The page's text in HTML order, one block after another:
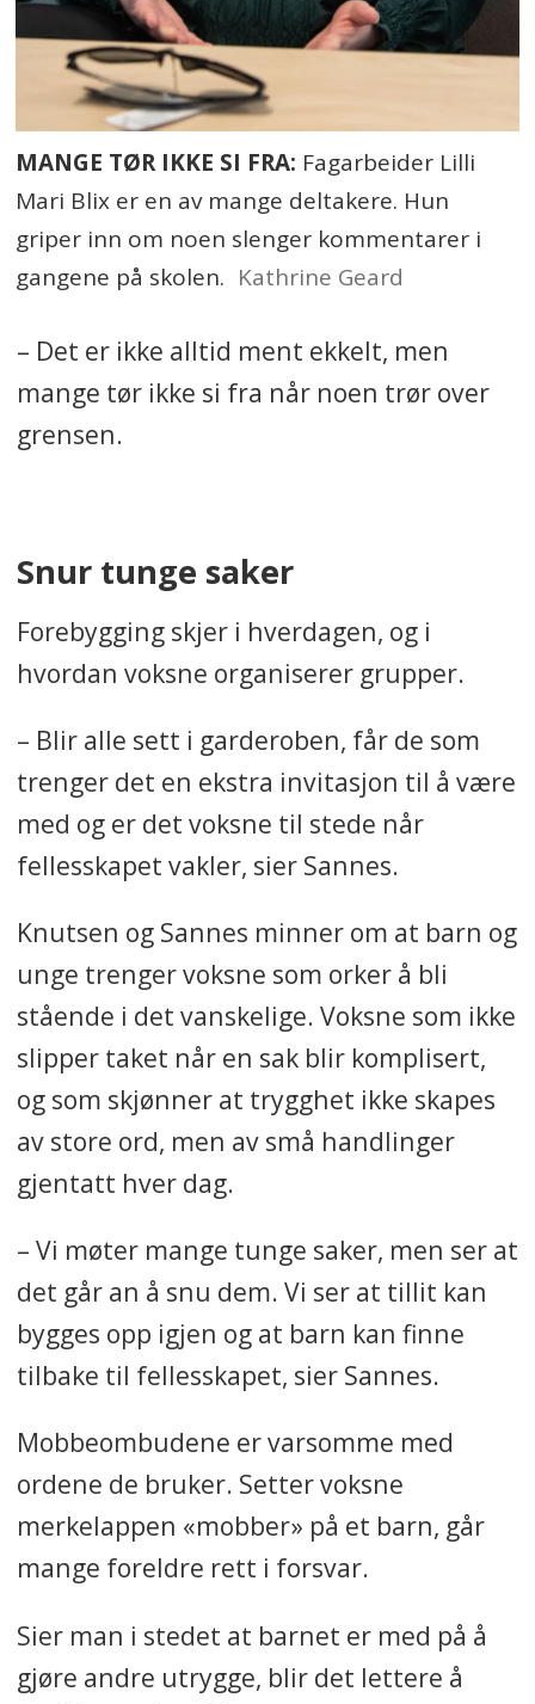
MANGE TØR IKKE SI FRA: Fagarbeider Lilli
Mari Blix er en av mange deltakere. Hun
griper inn om noen slenger kommentarer i
gangene på skolen. Kathrine Geard
– Det er ikke alltid ment ekkelt, men
mange tør ikke si fra når noen trør over
grensen.
Snur tunge saker
Forebygging skjer i hverdagen, og i
hvordan voksne organiserer grupper.
– Blir alle sett i garderoben, får de som
trenger det en ekstra invitasjon til å være
med og er det voksne til stede når
fellesskapet vakler, sier Sannes.
Knutsen og Sannes minner om at barn og
unge trenger voksne som orker å bli
stående i det vanskelige. Voksne som ikke
slipper taket når en sak blir komplisert,
og som skjønner at trygghet ikke skapes
av store ord, men av små handlinger
gjentatt hver dag.
– Vi møter mange tunge saker, men ser at
det går an å snu dem. Vi ser at tillit kan
bygges opp igjen og at barn kan finne
tilbake til fellesskapet, sier Sannes.
Mobbeombudene er varsomme med
ordene de bruker. Setter voksne
merkelappen «mobber» på et barn, går
mange foreldre rett i forsvar.
Sier man i stedet at barnet er med på å
gjøre andre utrygge, blir det lettere å